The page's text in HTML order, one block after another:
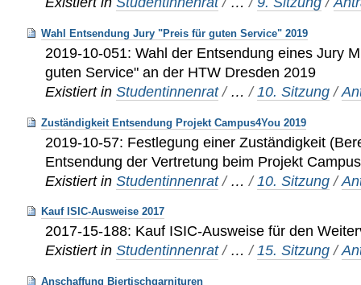
Wahl Entsendung Jury "Preis für guten Service" 2019
2019-10-051: Wahl der Entsendung eines Jury
guten Service" an der HTW Dresden 2019
Existiert in Studentinnenrat / …/ 10. Sitzung /
Zuständigkeit Entsendung Projekt Campus4You 2019
2019-10-57: Festlegung einer Zuständigkeit
Entsendung der Vertretung beim Projekt
Existiert in Studentinnenrat / …/ 10. Sitzung /
Kauf ISIC-Ausweise 2017
2017-15-188: Kauf ISIC-Ausweise für den
Existiert in Studentinnenrat / …/15. Sitzung /
Anschaffung Biertischgarnituren